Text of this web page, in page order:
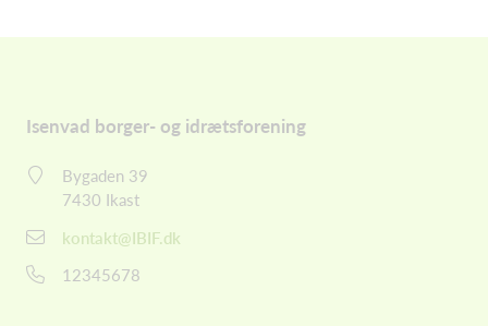
Isenvad borger- og idrætsforening
Bygaden 39
7430 Ikast
kontakt@IBIF.dk
12345678